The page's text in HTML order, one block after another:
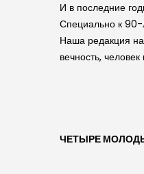
И в последние
Специально к 90-
Наша редакция
вечность,
ЧЕТЫРЕ